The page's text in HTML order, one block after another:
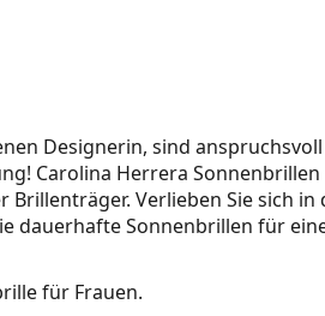
Designerin, sind
Carolina Herrera
Verlieben Sie sich in
dauerhafte Sonnenbrillen für
für Frauen.